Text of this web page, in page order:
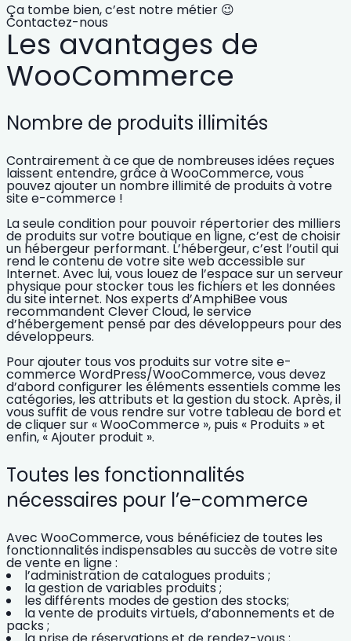
Ça tombe bien, c’est notre métier 😉
Contactez-nous
Les avantages de
WooCommerce
Nombre de produits illimités
Contrairement à ce que de nombreuses idées reçues
laissent entendre, grâce à WooCommerce, vous
pouvez ajouter un nombre illimité de produits à votre
site e-commerce !
La seule condition pour pouvoir répertorier des milliers
de produits sur votre boutique en ligne, c’est de choisir
un hébergeur performant. L’hébergeur, c’est l’outil qui
rend le contenu de votresite web accessiblesur
Internet. Avec lui, vous louez de l’espace sur un serveur
physique pour stocker tous les fichiers et les données
du site internet. Nos experts d’AmphiBee vous
recommandent Clever Cloud, le service
d’hébergement pensé par des développeurs pour des
développeurs.
Pour ajouter tous vos produits sur votresite e-
commerce WordPress/WooCommerce, vous devez
d’abord configurer les éléments essentiels comme les
catégories, les attributs et la gestion du stock. Après, il
vous suffit de vous rendre sur votre tableau de bord et
de cliquer sur « WooCommerce », puis « Produits » et
enfin, « Ajouter produit ».
Toutes les fonctionnalités
nécessaires pour l’e-commerce
Avec WooCommerce, vous bénéficiez de toutes les
fonctionnalités indispensables au succès de votresite
de vente en ligne:
l’administration de catalogues produits ;
la gestion de variables produits ;
les différents modes de gestion des stocks;
la vente de produits virtuels, d’abonnements et de
packs ;